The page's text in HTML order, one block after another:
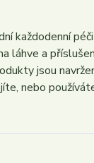
každodenní
láhve a
jsou
nebo